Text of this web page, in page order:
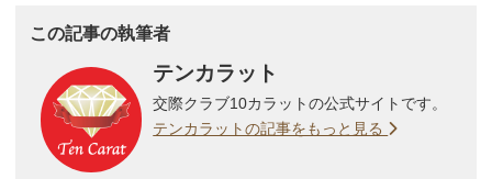
この記事の執筆者
テンカラット
交際クラブ10カラットの公式サイトです。
テンカラットの記事をもっと見る